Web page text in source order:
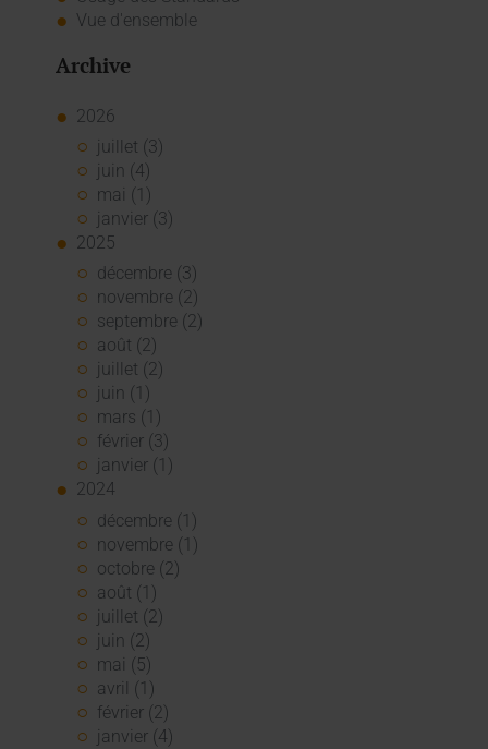
Vue d'ensemble
Archive
2026
juillet (3)
juin (4)
mai (1)
janvier (3)
2025
décembre (3)
novembre (2)
septembre (2)
août (2)
juillet (2)
juin (1)
mars (1)
février (3)
janvier (1)
2024
décembre (1)
novembre (1)
octobre (2)
août (1)
juillet (2)
juin (2)
mai (5)
avril (1)
février (2)
janvier (4)